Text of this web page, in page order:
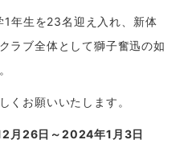
年生を23名迎え入れ、新体
ラブ全体として獅子奮迅の如
くお願いいたします。
26日～2024年1月3日